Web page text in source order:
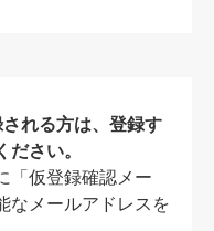
れる方は、登録す
さい。
「仮登録確認メー
なメールアドレスを